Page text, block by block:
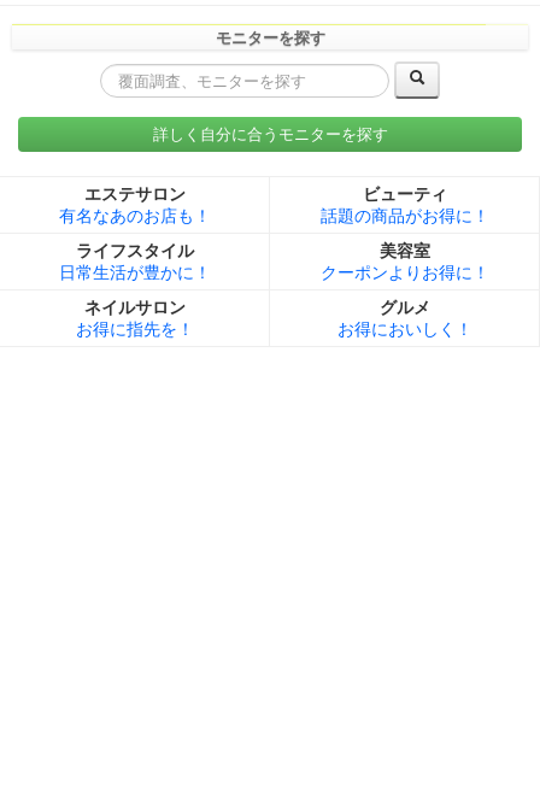
モニターを探す
詳しく自分に合うモニターを探す
エステサロン
有名なあのお店も！
ビューティ
話題の商品がお得に！
ライフスタイル
日常生活が豊かに！
美容室
クーポンよりお得に！
ネイルサロン
お得に指先を！
グルメ
お得においしく！